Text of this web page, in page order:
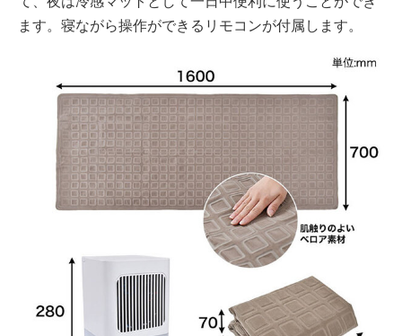
ます。寝ながら操作ができるリモコンが付属します。